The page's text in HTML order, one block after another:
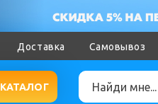
Доставка Самовывоз
КАТАЛОГ